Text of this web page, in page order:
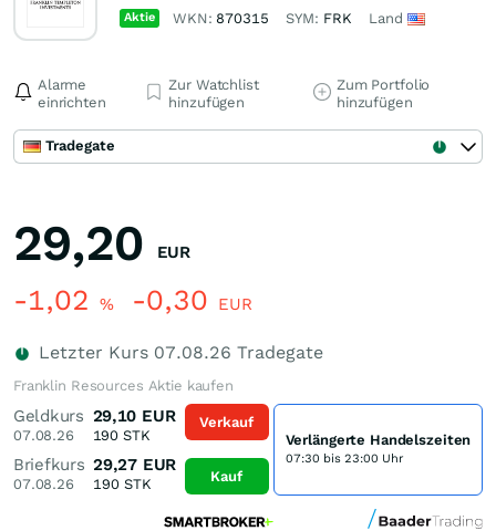
Aktie WKN: 870315 SYM: FRK Land
Alarme
einrichten
Zur Watchlist
hinzufügen
Zum Portfolio
hinzufügen
Tradegate
29,20 EUR
-1,02 % -0,30 EUR
Letzter Kurs 07.08.26 Tradegate
Franklin Resources Aktie kaufen
Geldkurs
07.08.26
29,10 EUR
190 STK
Briefkurs
07.08.26
29,27 EUR
190STK
Verkauf
Kauf
Verlängerte Handelszeiten
07:30 bis 23:00 Uhr